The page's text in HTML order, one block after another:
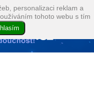
personalizaci reklam a
tohoto webu s tím